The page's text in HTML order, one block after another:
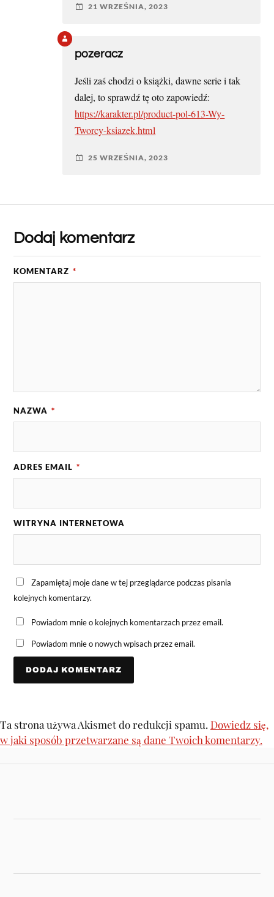
21 WRZEŚNIA, 2023
pozeracz
Jeśli zaś chodzi o książki, dawne serie i tak
dalej, to sprawdź tę oto zapowiedź:
https://karakter.pl/product-pol-613-Wy-
Tworcy-ksiazek.html
25 WRZEŚNIA, 2023
Dodaj komentarz
KOMENTARZ *
NAZWA *
ADRES EMAIL *
WITRYNA INTERNETOWA
Zapamiętaj moje dane w tej przeglądarce podczas pisania
kolejnych komentarzy.
Powiadom mnie o kolejnych komentarzach przez email.
Powiadom mnie o nowych wpisach przez email.
Ta strona używa Akismet do redukcji spamu. Dowiedz się,
w jaki sposób przetwarzane są dane Twoich komentarzy.